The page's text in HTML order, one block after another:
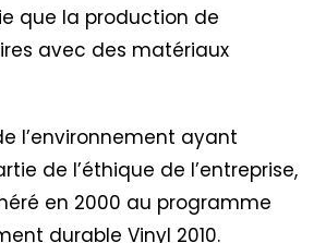
que la production de
avec des matériaux
l’environnement ayant
de l’éthique de l’entreprise,
en 2000 au programme
durable Vinyl 2010.